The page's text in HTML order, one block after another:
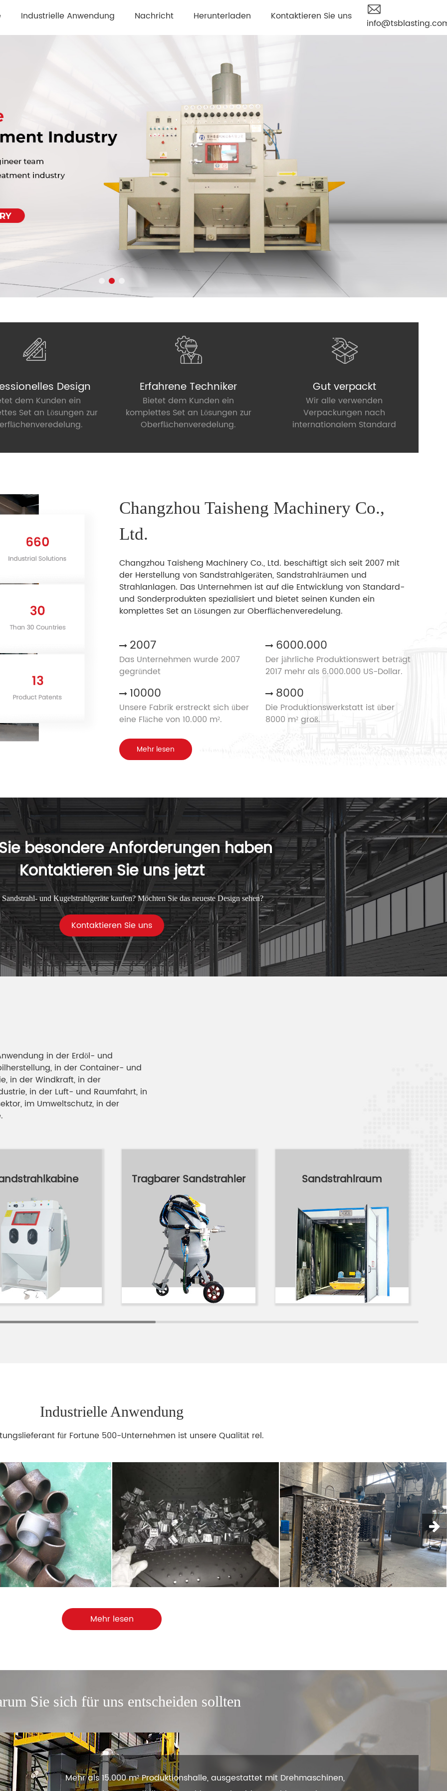
Industrielle Anwendung Nachricht Herunterladen Kontaktieren Sie uns
Design
dem Kunden ein
Set an Lösungen zur
Erfahrene Techniker
Bietet dem Kunden ein
komplettes Set an Lösungen zur
Oberflächenveredelung.
Gut verpackt
Wir alle verwenden
Verpackungen nach
internationalem Standard
Changzhou Taisheng Machinery Co.,
Ltd.
Changzhou Taisheng Machinery Co., Ltd. beschäftigt sich seit 2007 mit
der Herstellung von Sandstrahlgeräten, Sandstrahlräumen und
Strahlanlagen. Das Unternehmen ist auf die Entwicklung von Standard-
und Sonderprodukten spezialisiert und bietet seinen Kunden ein
komplettes Set an Lösungen zur Oberflächenveredelung.
2007
Das Unternehmen wurde 2007
gegründet
6000.000
Der jährliche Produktionswert beträgt
2017 mehr als 6.000.000 US-Dollar.
10000
Unsere Fabrik erstreckt sich über
eine Fläche von 10.000 m².
8000
Die Produktionswerkstatt ist über
8000 m² groß.
Mehr lesen
besondere Anforderungen haben
Kontaktieren Sie uns jetzt
und Kugelstrahlgeräte kaufen? Möchten Sie das neueste Design sehen?
Kontaktieren Sie uns
in der Erdöl- und
in der Container- und
in der Windkraft, in der
in der Luft- und Raumfahrt, in
im Umweltschutz, in der
Tragbarer Sandstrahler Sandstrahlraum
Industrielle Anwendung
für Fortune 500-Unternehmen ist unsere Qualität rel.
Mehr lesen
Sie sich für uns entscheiden sollten
Mehr als 15.000 m² Produktionshalle, ausgestattet mit Drehmaschinen,